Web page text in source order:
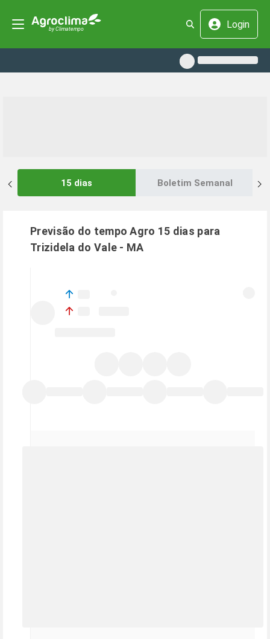
Login
15 dias Boletim Semanal
Previsão do tempo Agro 15 dias para
Trizidela do Vale - MA